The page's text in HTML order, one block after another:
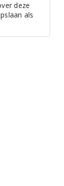
deze
als